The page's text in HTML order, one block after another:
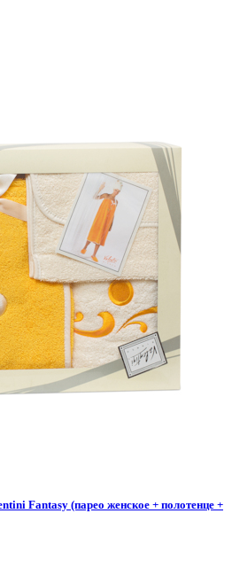
Fantasy (парео женское + полотенце +